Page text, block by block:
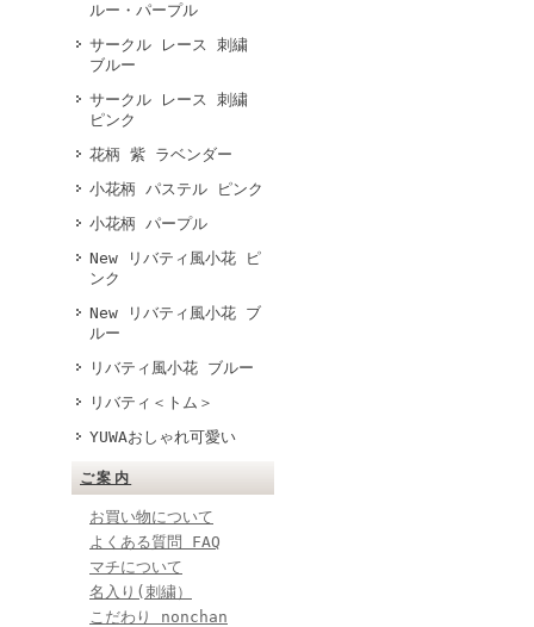
ルー・パープル
サークル レース 刺繍
ブルー
サークル レース 刺繍
ピンク
花柄 紫 ラベンダー
小花柄 パステル ピンク
小花柄 パープル
New リバティ風小花 ピ
ンク
New リバティ風小花 ブ
ルー
リバティ風小花 ブルー
リバティ＜トム＞
YUWAおしゃれ可愛い
ご案内
お買い物について
よくある質問 FAQ
マチについて
名入り(刺繍）
こだわり nonchan